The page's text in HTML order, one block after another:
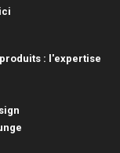
: l'expertise